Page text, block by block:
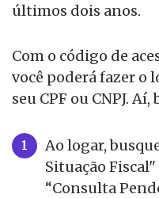
últimos dois anos.
Com o código de
você poderá fazer
seu CPF ou CNPJ.
Ao logar,
Situação
“Consulta